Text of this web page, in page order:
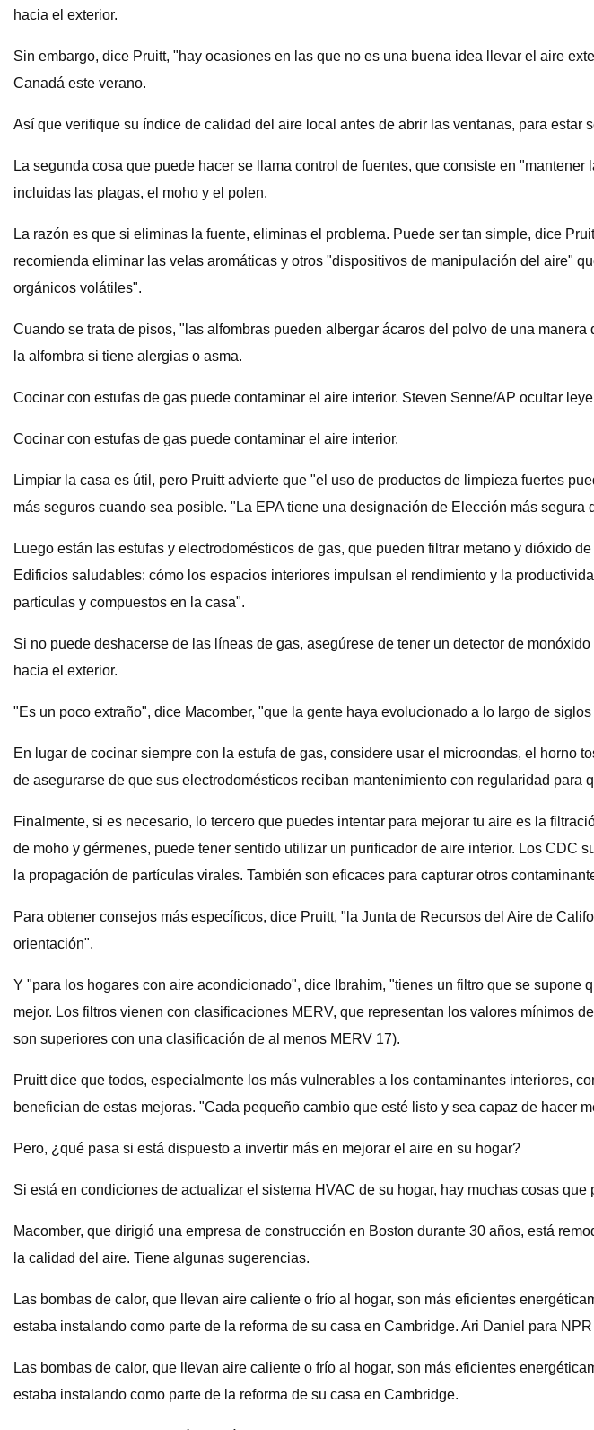
hacia el exterior.
Sin embargo, dice Pruitt, "hay ocasiones en las que no es una buena idea llevar el aire
Canadá este verano.
Así que verifique su índice de calidad del aire local antes de abrir las ventanas, para estar
La segunda cosa que puede hacer se llama control de fuentes, que consiste en
incluidas las plagas, el moho y el polen.
La razón es que si eliminas la fuente, eliminas el problema. Puede ser tan simple, dice
recomienda eliminar las velas aromáticas y otros "dispositivos de manipulación del aire"
orgánicos volátiles".
Cuando se trata de pisos, "las alfombras pueden albergar ácaros del polvo de una
la alfombra si tiene alergias o asma.
Cocinar con estufas de gas puede contaminar el aire interior. Steven Senne/AP ocultar
Cocinar con estufas de gas puede contaminar el aire interior.
Limpiar la casa es útil, pero Pruitt advierte que "el uso de productos de limpieza fuertes
más seguros cuando sea posible. "La EPA tiene una designación de Elección más segura
Luego están las estufas y electrodomésticos de gas, que pueden filtrar metano y dióxido
Edificios saludables: cómo los espacios interiores impulsan el rendimiento y la
partículas y compuestos en la casa".
Si no puede deshacerse de las líneas de gas, asegúrese de tener un detector de
hacia el exterior.
"Es un poco extraño", dice Macomber, "que la gente haya evolucionado a lo largo de
En lugar de cocinar siempre con la estufa de gas, considere usar el microondas, el
de asegurarse de que sus electrodomésticos reciban mantenimiento con regularidad para
Finalmente, si es necesario, lo tercero que puedes intentar para mejorar tu aire es la
de moho y gérmenes, puede tener sentido utilizar un purificador de aire interior. Los
la propagación de partículas virales. También son eficaces para capturar otros
Para obtener consejos más específicos, dice Pruitt, "la Junta de Recursos del Aire de
orientación".
Y "para los hogares con aire acondicionado", dice Ibrahim, "tienes un filtro que se
mejor. Los filtros vienen con clasificaciones MERV, que representan los valores mínimos
son superiores con una clasificación de al menos MERV 17).
Pruitt dice que todos, especialmente los más vulnerables a los contaminantes interiores,
benefician de estas mejoras. "Cada pequeño cambio que esté listo y sea capaz de hacer
Pero, ¿qué pasa si está dispuesto a invertir más en mejorar el aire en su hogar?
Si está en condiciones de actualizar el sistema HVAC de su hogar, hay muchas cosas
Macomber, que dirigió una empresa de construcción en Boston durante 30 años, está
la calidad del aire. Tiene algunas sugerencias.
Las bombas de calor, que llevan aire caliente o frío al hogar, son más eficientes
estaba instalando como parte de la reforma de su casa en Cambridge. Ari Daniel para
Las bombas de calor, que llevan aire caliente o frío al hogar, son más eficientes
estaba instalando como parte de la reforma de su casa en Cambridge.